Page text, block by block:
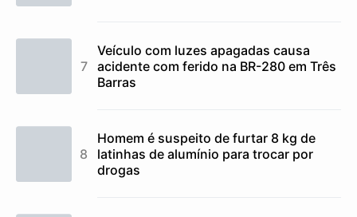
Veículo com luzes apagadas causa
acidente com ferido na BR-280 em Três
Barras
Homem é suspeito de furtar 8 kg de
latinhas de alumínio para trocar por
drogas